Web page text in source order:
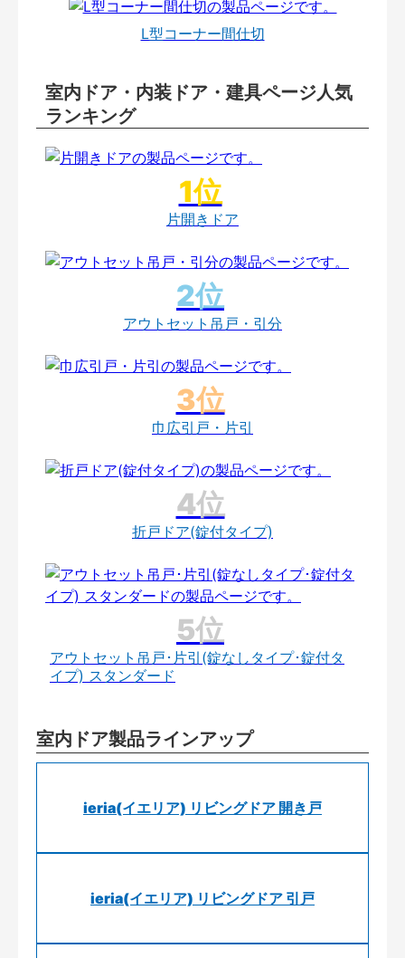
L型コーナー間仕切
室内ドア・内装ドア・建具ページ人気
ランキング
片開きドア
アウトセット吊戸・引分
巾広引戸・片引
折戸ドア(錠付タイプ)
アウトセット吊戸･片引(錠なしタイプ･錠付タ
イプ) スタンダード
室内ドア製品ラインアップ
ieria(イエリア) リビングドア 開き戸
ieria(イエリア) リビングドア 引戸